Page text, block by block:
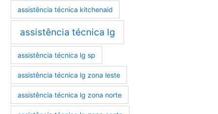
assistência técnica kitchenaid
assistência técnica lg
assistência técnica lg sp
assistência técnica lg zona leste
assistência técnica lg zona norte